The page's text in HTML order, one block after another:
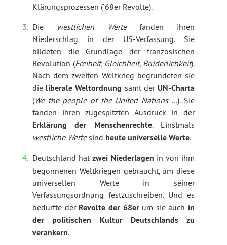
Klärungsprozessen (`68er Revolte).
Die
westlichen Wertefanden ihren
Niederschlag in der US-Verfassung. Sie
bildeten die Grundlage der französischen
Revolution (Freiheit, Gleichheit, Brüderlichkeit).
Nach dem zweiten Weltkrieg begründeten sie
die liberale Weltordnung samt der UN-Charta
(We the people of the United Nations …). Sie
fanden ihren zugespitzten Ausdruck in der
Erklärung der Menschenrechte. Einstmals
westliche Wertesind heuteuniverselle Werte.
Deutschland hatzwei Niederlagen in von ihm
begonnenen Weltkriegen gebraucht, um diese
universellen Werte in seiner
Verfassungsordnung festzuschreiben. Und es
bedurfte der Revolte der 68erum sie auch in
der politischen Kultur Deutschlands zu
verankern.